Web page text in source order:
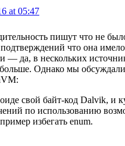
at 05:47
пишут что не
что она
— да, в нескольких
Однако мы обсуждали
свой байт-код Dalvik, и
по использованию
избегать enum.